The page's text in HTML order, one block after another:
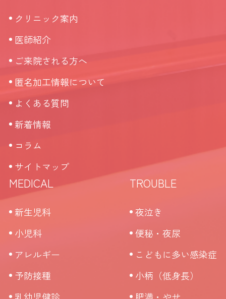
クリニック案内
医師紹介
ご来院される方へ
匿名加工情報について
よくある質問
新着情報
コラム
サイトマップ
MEDICAL
新生児科
小児科
アレルギー
予防接種
乳幼児健診
TROUBLE
夜泣き
便秘・夜尿
こどもに多い感染症
小柄（低身長）
肥満・やせ